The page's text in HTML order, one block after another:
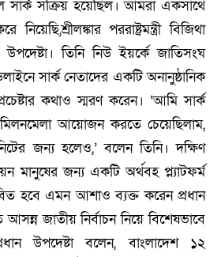
সক্রিয় হয়েছিল। আমরা একসাথে
পররাষ্ট্রমন্ত্রী বিজিথা
তিনি নিউ ইয়র্কে জাতিসংঘ
সার্ক নেতাদের একটি অনানুষ্ঠানিক
কথাও স্মরণ করেন। ‘আমি সার্ক
আয়োজন করতে চেয়েছিলাম,
জন্য হলেও,’ বলেন তিনি। দক্ষিণ
মানুষের জন্য একটি অর্থবহ প্ল্যাটফর্ম
হবে এমন আশাও ব্যক্ত করেন প্রধান
জাতীয় নির্বাচন নিয়ে বিশেষভাবে
উপদেষ্টা বলেন, বাংলাদেশ ১২